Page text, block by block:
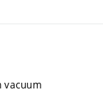
vacuum